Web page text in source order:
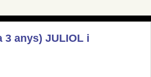
3 anys) JULIOL i